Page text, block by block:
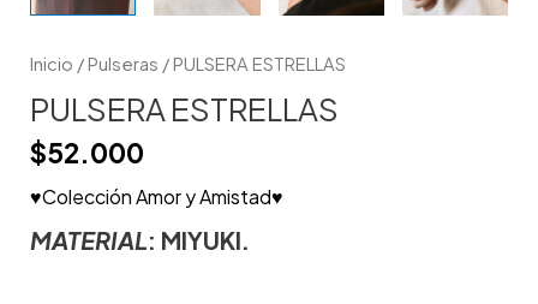
Inicio /Pulseras / PULSERA ESTRELLAS
PULSERA ESTRELLAS
$52.000
♥Colección Amor y Amistad♥
MATERIAL: MIYUKI.